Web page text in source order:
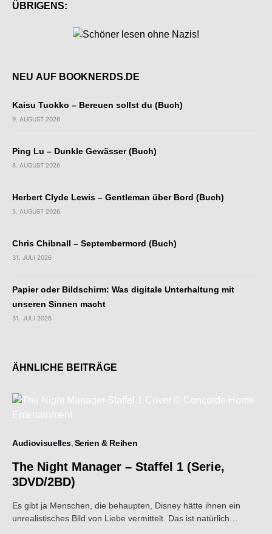
ÜBRIGENS:
NEU AUF BOOKNERDS.DE
Kaisu Tuokko – Bereuen sollst du (Buch)
9. AUGUST 2026
Ping Lu – Dunkle Gewässer (Buch)
8. AUGUST 2026
Herbert Clyde Lewis – Gentleman über Bord (Buch)
5. AUGUST 2026
Chris Chibnall – Septembermord (Buch)
31. JULI 2026
Papier oder Bildschirm: Was digitale Unterhaltung mit
unseren Sinnen macht
31. JULI 2026
ÄHNLICHE BEITRÄGE
Audiovisuelles Serien & Reihen
The Night Manager – Staffel 1 (Serie,
3DVD/2BD)
Es gibt ja Menschen, die behaupten, Disney hätte ihnen ein
unrealistisches Bild von Liebe vermittelt. Das ist natürlich…